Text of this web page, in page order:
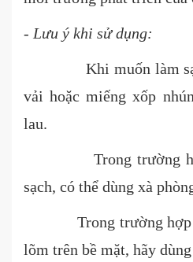
- Lưu ý khi sử dụng:
Khi muốn làm sạch
vải hoặc miếng xốp
lau.
Trong trường hợp
sạch, có thể dùng xà
Trong trường hợp
lõm trên bề mặt, hãy